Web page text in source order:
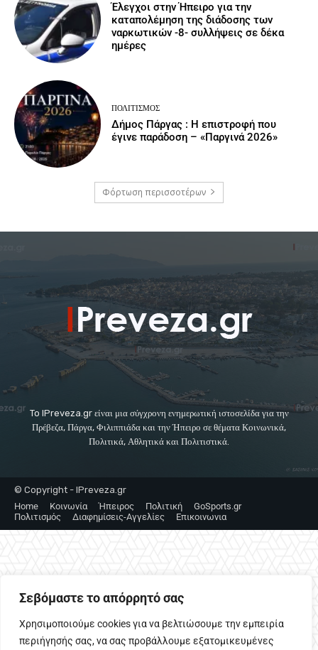
Σεβόμαστε το απόρρητό σας
Χρησιμοποιούμε cookies για να βελτιώσουμε την εμπειρία
περιήγησής σας, να σας προβάλλουμε εξατομικευμένες
Έλεγχοι στην Ήπειρο για την
καταπολέμηση της διάδοσης των
ναρκωτικών -8- συλλήψεις σε δέκα
ημέρες
ΠΟΛΙΤΙΣΜΌΣ
Δήμος Πάργας : Η επιστροφή που
έγινε παράδοση – «Παργινά 2026»
Φόρτωση περισσοτέρων
To IPreveza.gr είναι μια σύγχρονη ενημερωτική ιστοσελίδα για την
Πρέβεζα, Πάργα, Φιλιππιάδα και την Ήπειρο σε θέματα Κοινωνικά,
Πολιτικά, Αθλητικά και Πολιτιστικά.
© Copyright - IPreveza.gr
Home
Κοινωνία Ήπειρος Πολιτική
GoSports.gr
Πολιτισμός
Διαφημίσεις-Αγγελίες Επικοινωνια